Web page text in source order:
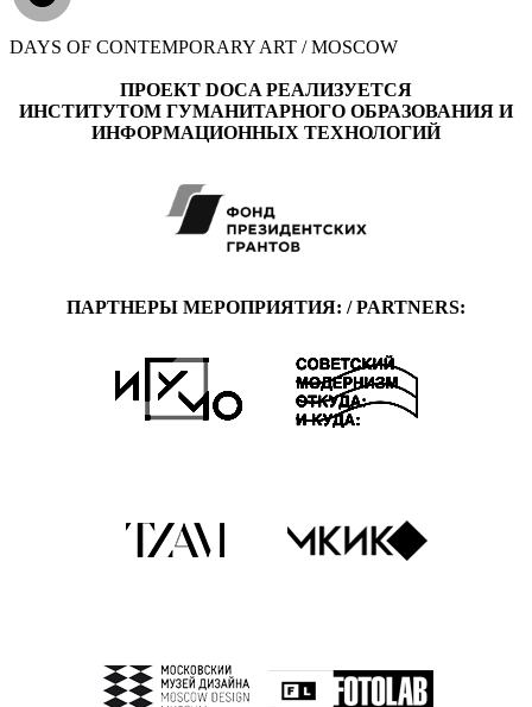
DAYS OF CONTEMPORARY ART / MOSCOW
ПРОЕКТ DOCA РЕАЛИЗУЕТСЯ
ИНСТИТУТОМ ГУМАНИТАРНОГО ОБРАЗОВАНИЯ И
ИНФОРМАЦИОННЫХ ТЕХНОЛОГИЙ
ПАРТНЕРЫ МЕРОПРИЯТИЯ: / PARTNERS: